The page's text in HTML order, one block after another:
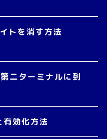
トを消す方法
二ターミナルに到
効化方法